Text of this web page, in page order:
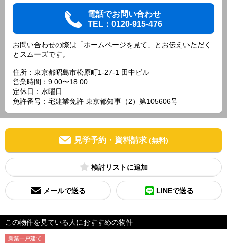
電話でお問い合わせ
TEL：0120-915-476
お問い合わせの際は「ホームページを見て」とお伝えいただく
とスムーズです。
住所：東京都昭島市松原町1-27-1 田中ビル
営業時間：9:00〜18:00
定休日：水曜日
免許番号：宅建業免許 東京都知事（2）第105606号
見学予約・資料請求 (無料)
検討リスト
メールで送る LINEで送る
この物件を見ている人におすすめの物件
新築一戸建て